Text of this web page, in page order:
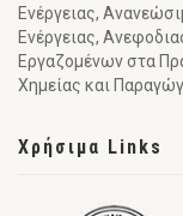
Ενέργειας,
Ενέργειας,
Εργαζομένων στα
Χημείας και
Χρήσιμα Links